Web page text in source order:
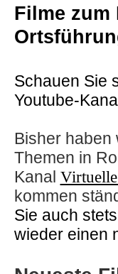
Filme
Schauen Sie
Youtube-
Bisher haben
Themen in
Kanal
kommen
Sie auch
wieder einen